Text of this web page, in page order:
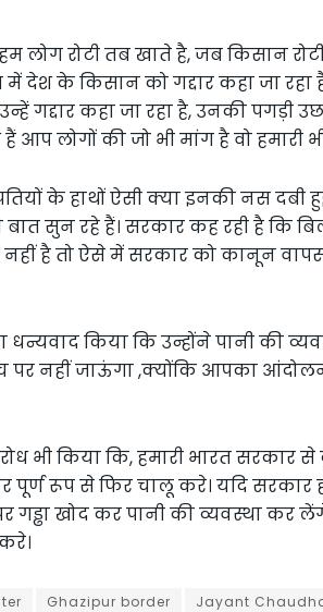
लोग रोटी तब खाते है, जब किसान
देश के किसान को गद्दार कहा जा रहा
गद्दार कहा जा रहा है, उनकी पगड़ी
लोगों की जो भी मांग है वो हमारी
के हाथों ऐसी क्या इनकी नस दबी
सुन रहे हैं। सरकार कह रही है कि
नहीं है तो ऐसे में सरकार को कानून
किया कि उन्होंने पानी की
पर नहीं जाऊंगा ,क्योंकि आपका
भी किया कि, हमारी भारत सरकार से
पूर्ण रूप से फिर चालू करे। यदि
गड्ढा खोद कर पानी की व्यवस्था कर
Ghazipur border
Jayant